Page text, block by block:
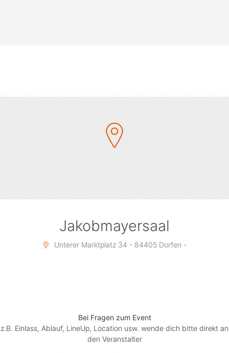
Jakobmayersaal
Unterer Marktplatz 34 - 84405 Dorfen -
Bei Fragen zum Event
z.B. Einlass, Ablauf, LineUp, Location usw. wende dich bitte direkt an
den Veranstalter